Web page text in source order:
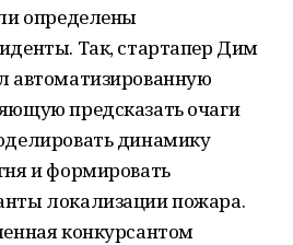
определены
Так, стартапер Дим
автоматизированную
предсказать очаги
динамику
и формировать
локализации пожара.
конкурсантом